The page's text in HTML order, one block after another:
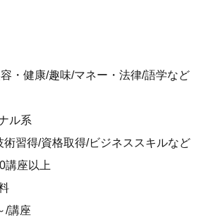
・健康/趣味/マネー・法律/語学など
ル系
習得/資格取得/ビジネススキルなど
座以上
/講座